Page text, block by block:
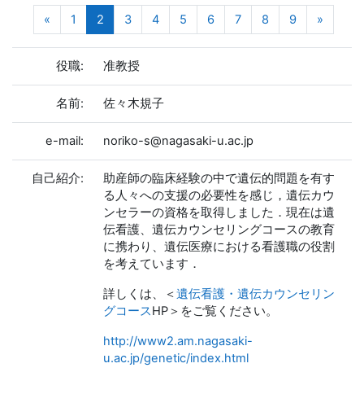
«前のページ
1 2(現在)
3 4 5 6 7 8 9 »次のペ
役職: 准教授
名前: 佐々木規子
e-mail: noriko-s@nagasaki-u.ac.jp
自己紹介:
助産師の臨床経験の中で遺伝的問題を有す
る人々への支援の必要性を感じ，遺伝カウ
ンセラーの資格を取得しました．現在は遺
伝看護、遺伝カウンセリングコースの教育
に携わり、遺伝医療における看護職の役割
を考えています．
詳しくは、＜遺伝看護・遺伝カウンセリン
グコースHP＞をご覧ください。
http://www2.am.nagasaki-
u.ac.jp/genetic/index.html